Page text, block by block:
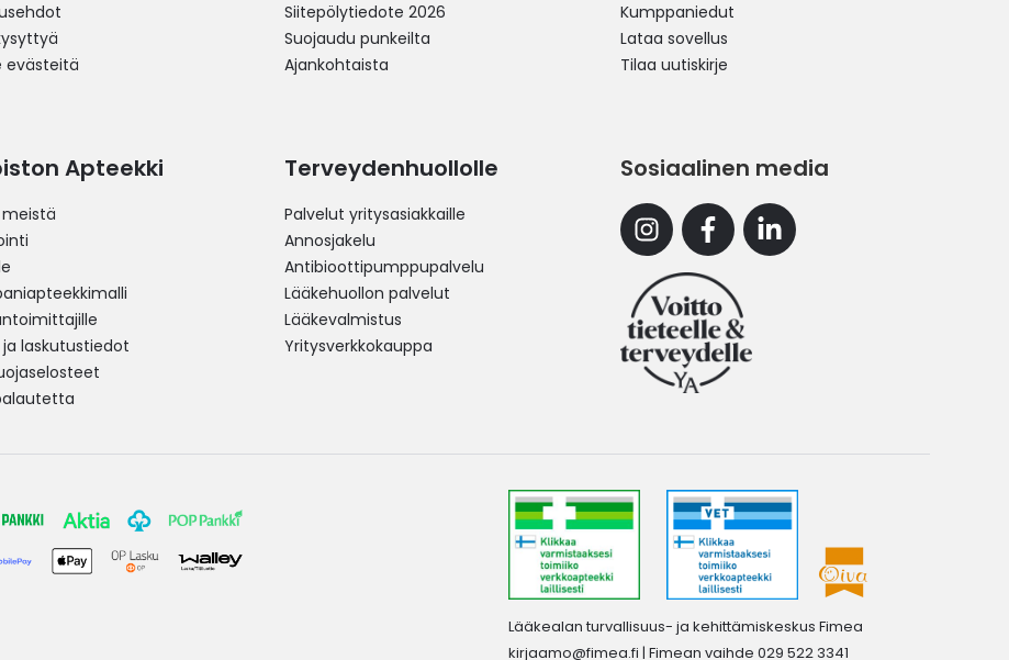
evästeitä
Siitepölytiedote 2026
Suojaudu punkeilta
Ajankohtaista
Kumppaniedut
Lataa sovellus
Tilaa uutiskirje
Apteekki
laskutustiedot
Terveydenhuollolle
Palvelut yritysasiakkaille
Annosjakelu
Antibioottipumppupalvelu
Lääkehuollon palvelut
Lääkevalmistus
Yritysverkkokauppa
Sosiaalinen media
InstagramFacebookLinkedin
Lääkealan turvallisuus- ja kehittämiskeskus Fimea
kirjaamo@fimea.fi | Fimean vaihde 029 522 3341